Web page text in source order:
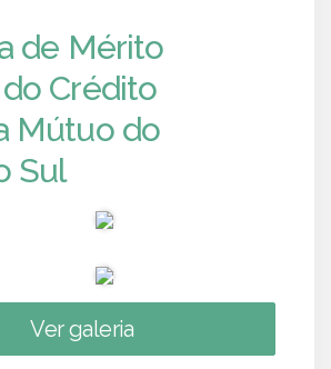
de Mérito
Crédito
Mútuo do
Sul
Ver galeria